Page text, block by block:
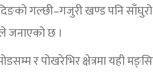
गल्छी–गजुरी खण्ड पनि
जनाएको छ ।
र पोखरेभिर क्षेत्रमा यही